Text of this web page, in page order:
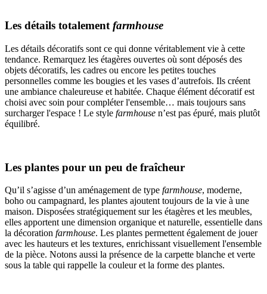
Les détails totalement farmhouse
Les détails décoratifs sont ce qui donne véritablement vie à cette
tendance. Remarquez les étagères ouvertes où sont déposés des
objets décoratifs, les cadres ou encore les petites touches
personnelles comme les bougies et les vases d’autrefois. Ils créent
une ambiance chaleureuse et habitée. Chaque élément décoratif est
choisi avec soin pour compléter l'ensemble… mais toujours sans
surcharger l'espace ! Le style farmhouse n’est pas épuré, mais plutôt
équilibré.
Les plantes pour un peu de fraîcheur
Qu’il s’agisse d’un aménagement de type farmhouse, moderne,
boho ou campagnard, les plantes ajoutent toujours de la vie à une
maison. Disposées stratégiquement sur les étagères et les meubles,
elles apportent une dimension organique et naturelle, essentielle dans
la décoration farmhouse. Les plantes permettent également de jouer
avec les hauteurs et les textures, enrichissant visuellement l'ensemble
de la pièce. Notons aussi la présence de la carpette blanche et verte
sous la table qui rappelle la couleur et la forme des plantes.